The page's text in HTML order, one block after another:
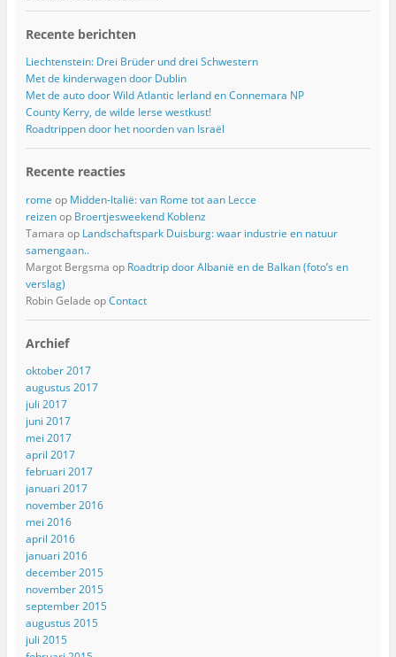
Recente berichten
Liechtenstein: Drei Brüder und drei Schwestern
Met de kinderwagen door Dublin
Met de auto door Wild Atlantic Ierland en Connemara NP
County Kerry, de wilde Ierse westkust!
Roadtrippen door het noorden van Israël
Recente reacties
rome op Midden-Italië: van Rome tot aan Lecce
reizenop Broertjesweekend Koblenz
Tamara op Landschaftspark Duisburg: waar industrie en natuur
samengaan..
Margot Bergsma op Roadtrip door Albanië en de Balkan (foto’s en
verslag)
Robin Gelade opContact
Archief
oktober 2017
augustus 2017
juli 2017
juni 2017
mei 2017
april 2017
februari 2017
januari 2017
november 2016
mei 2016
april 2016
januari 2016
december 2015
november 2015
september 2015
augustus 2015
juli 2015